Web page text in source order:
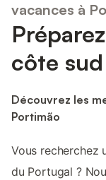
vacances à
côte
Découvrez les
Portimão
Vous recherchez
du Portugal ?